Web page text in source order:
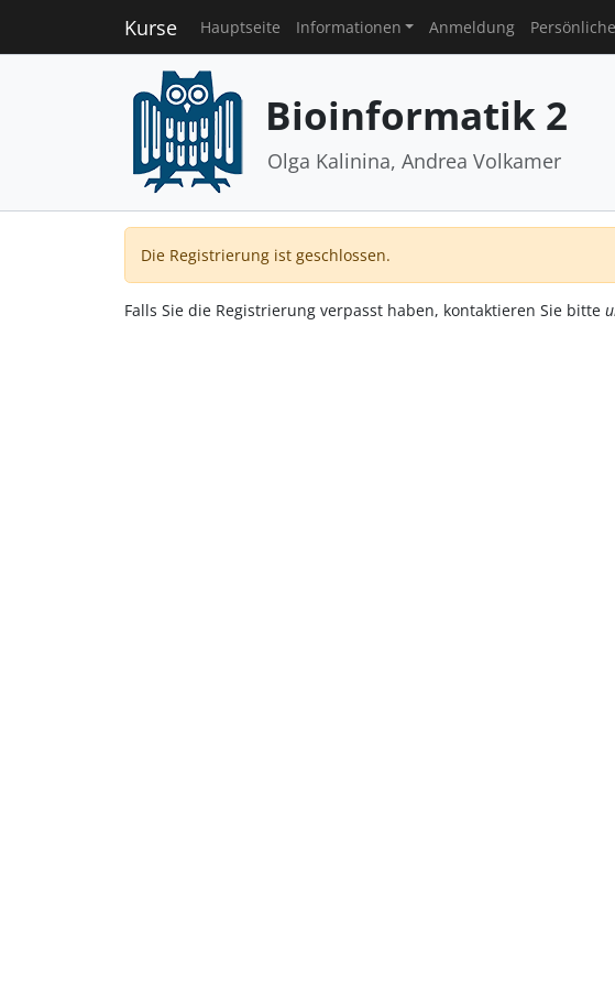
Kurse Hauptseite Informationen Anmeldung
Bioinformatik 2
Olga Kalinina, Andrea Volkamer
Die Registrierung ist geschlossen.
Falls Sie die Registrierung verpasst haben, kontaktieren Sie bitte